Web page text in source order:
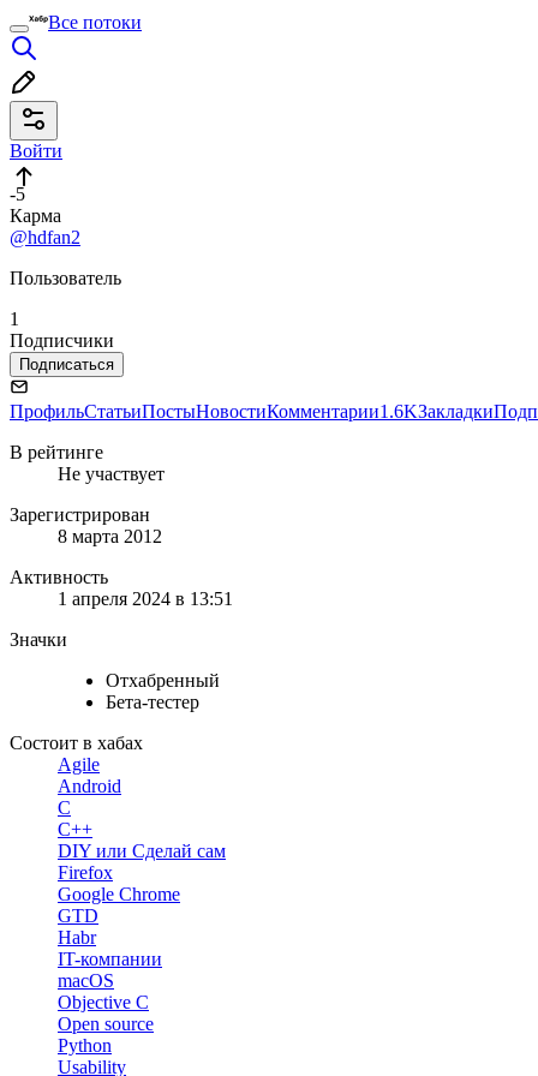
Все потоки
Войти
-5
Карма
@hdfan2
Пользователь
1
Подписчики
Подписаться
ПрофильСтатьиПостыНовостиКомментарии1.6KЗакладки
В рейтинге
Не участвует
Зарегистрирован
8 марта 2012
Активность
1 апреля 2024 в 13:51
Значки
Отхабренный
Бета-тестер
Состоит в хабах
Agile
Android
C
C++
DIY или Сделай сам
Firefox
Google Chrome
GTD
Habr
IT-компании
macOS
Objective C
Open source
Python
Usability